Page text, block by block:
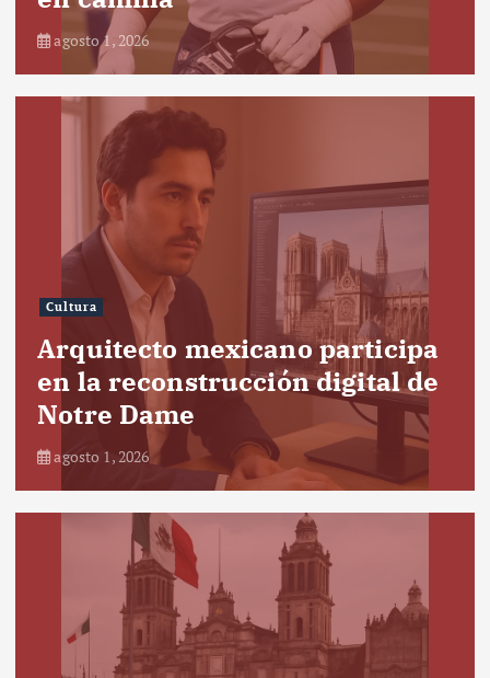
agosto 1, 2026
Cultura
Arquitecto mexicano participa
en la reconstrucción digital de
Notre Dame
agosto 1, 2026